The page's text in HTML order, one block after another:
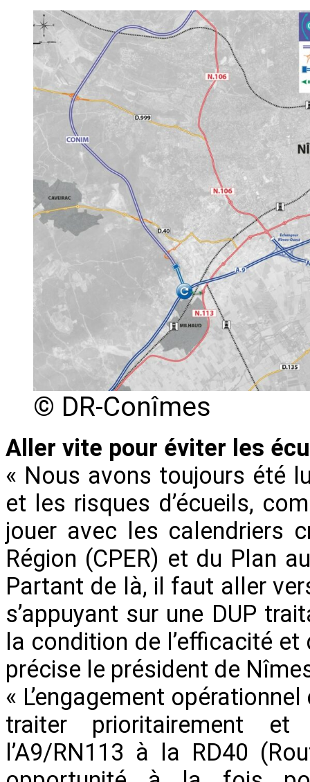
© DR-Conîmes
Aller vite pour éviter les
« Nous avons toujours été
et les risques d’écueils,
jouer avec les calendriers
Région (CPER) et du Plan
Partant de là, il faut aller
s’appuyant sur une DUP
la condition de l’efficacité
précise le président de
« L’engagement
traiter prioritairement
l’A9/RN113 à la RD40